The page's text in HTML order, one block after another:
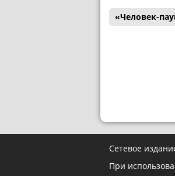
«Человек-
Сетевое
При